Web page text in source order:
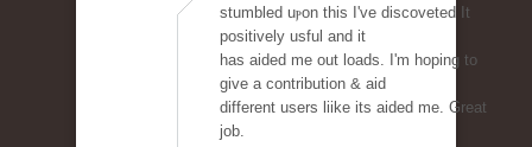
stumbled uⲣon this I've discoveted It
positively usful and it
has aided me out loads. I'm hoping to
give a contribution & aid
different users lіike its aided me. Great
job.